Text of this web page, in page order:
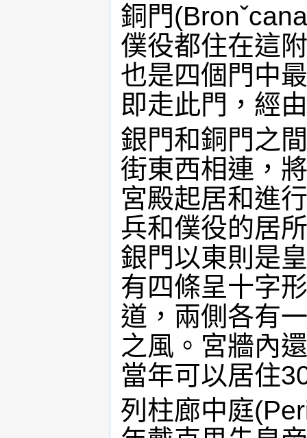
銅門
僕役都住在這
也是四個門中
即走此門，經
銀門和銅門之
街東西相連，
宮殿起居和進
兵和僕役的居
銀門以東則是
有四條呈十字
道，兩側各有
之風。宮牆內
當年可以居住
列柱廊中庭